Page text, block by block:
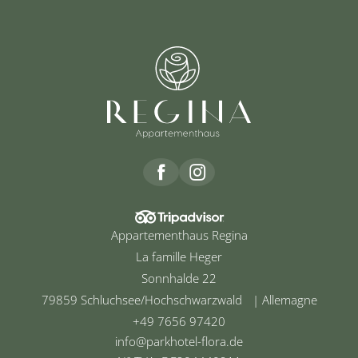
Appartementhaus Regina
La famille Heger
Sonnhalde 22
79859 Schluchsee/Hochschwarzwald | Allemagne
+49 7656 97420
info@parkhotel-flora.de
Accord au marketing*